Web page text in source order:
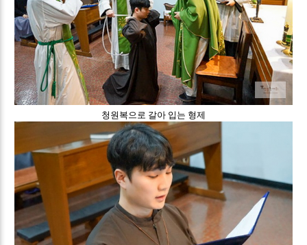
청원복으로 갈아 입는 형제